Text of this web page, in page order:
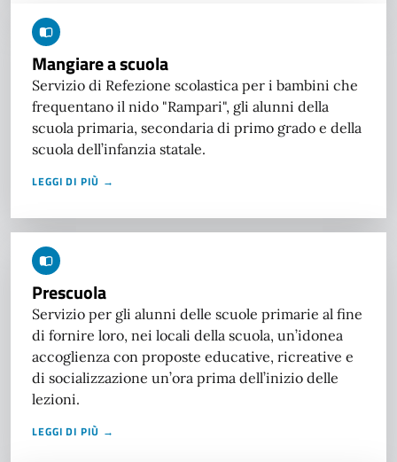
Mangiare a scuola
Servizio di Refezione scolastica per i bambini che
frequentano il nido "Rampari", gli alunni della
scuola primaria, secondaria di primo grado e della
scuola dell’infanzia statale.
LEGGI DI PIÙ →
Prescuola
Servizio per gli alunni delle scuole primarie al fine
di fornire loro, nei locali della scuola, un’idonea
accoglienza con proposte educative, ricreative e
di socializzazione un’ora prima dell’inizio delle
lezioni.
LEGGI DI PIÙ →